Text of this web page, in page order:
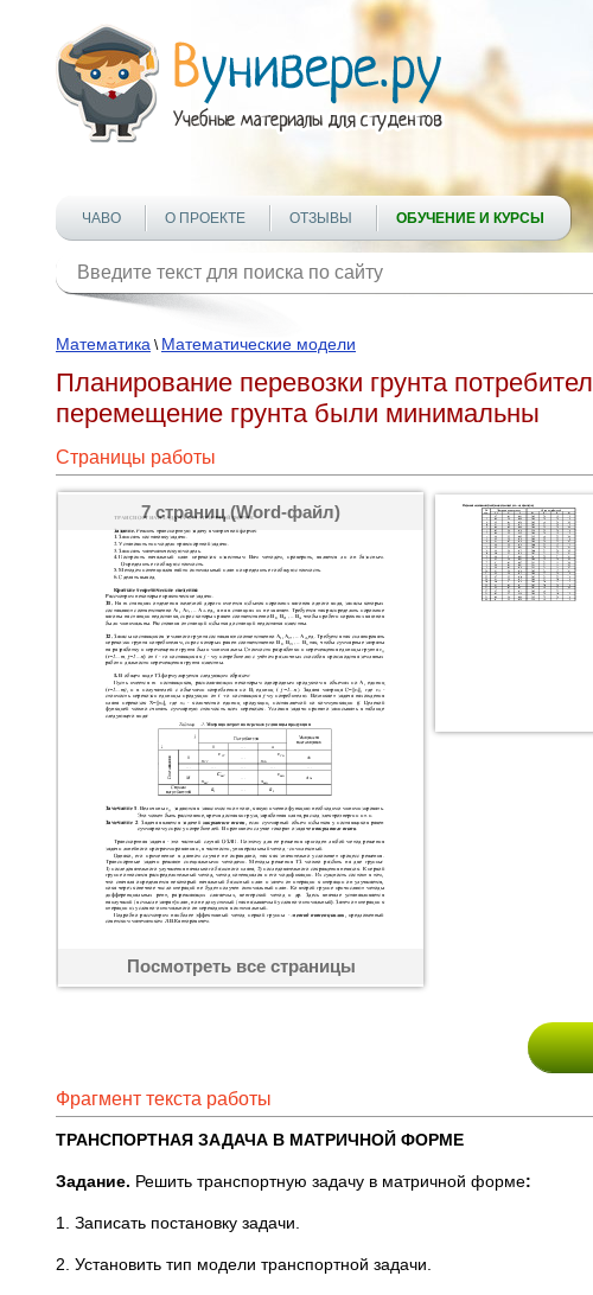
ЧАВО О ПРОЕКТЕ ОТЗЫВЫ ОБУЧЕНИЕ И КУРСЫ
Математика \ Математические модели
Планирование перевозки грунта
перемещение грунта были минимальны
Страницы работы
7 страниц (Word-файл)
Посмотреть все страницы
Фрагмент текста работы
ТРАНСПОРТНАЯ ЗАДАЧА В МАТРИЧНОЙ ФОРМЕ
Задание. Решить транспортную задачу в матричной форме:
1. Записать постановку задачи.
2. Установить тип модели транспортной задачи.